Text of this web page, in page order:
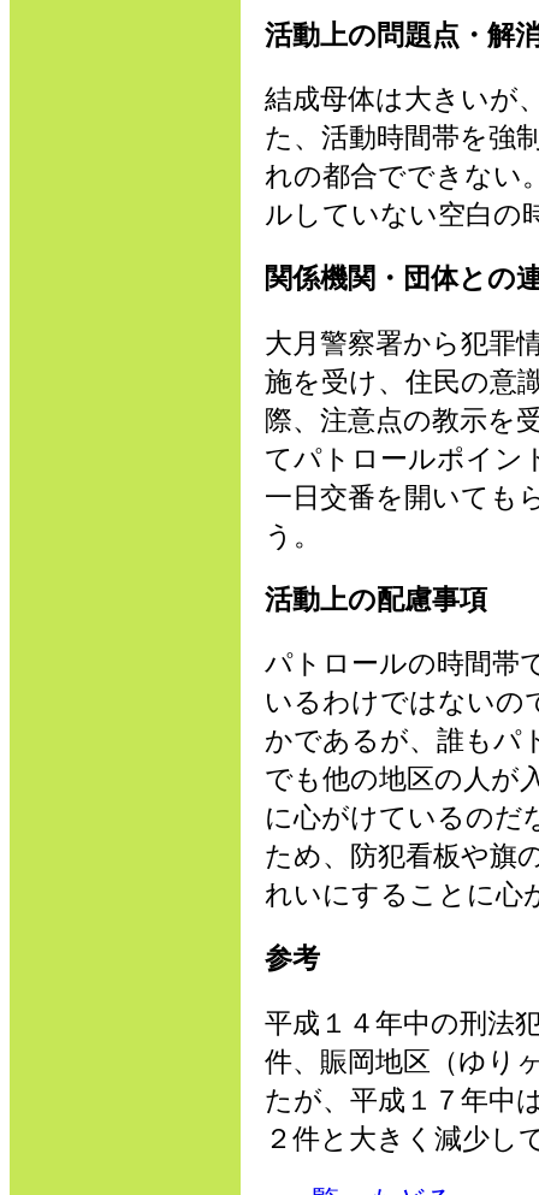
活動上の問題点・解
結成母体は大きいが
た、活動時間帯を強
れの都合でできない
ルしていない空白の
関係機関・団体との
大月警察署から犯罪
施を受け、住民の意
際、注意点の教示を
てパトロールポイン
一日交番を開いても
う。
活動上の配慮事項
パトロールの時間帯
いるわけではないの
かであるが、誰もパ
でも他の地区の人が
に心がけているのだ
ため、防犯看板や旗
れいにすることに心
参考
平成１４年中の刑法
件、賑岡地区（ゆり
たが、平成１７年中
２件と大きく減少し